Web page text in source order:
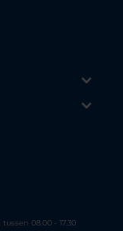
08.00 - 17.30